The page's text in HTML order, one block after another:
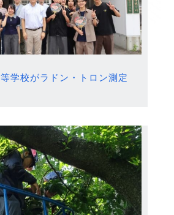
学校がラドン・トロン測定